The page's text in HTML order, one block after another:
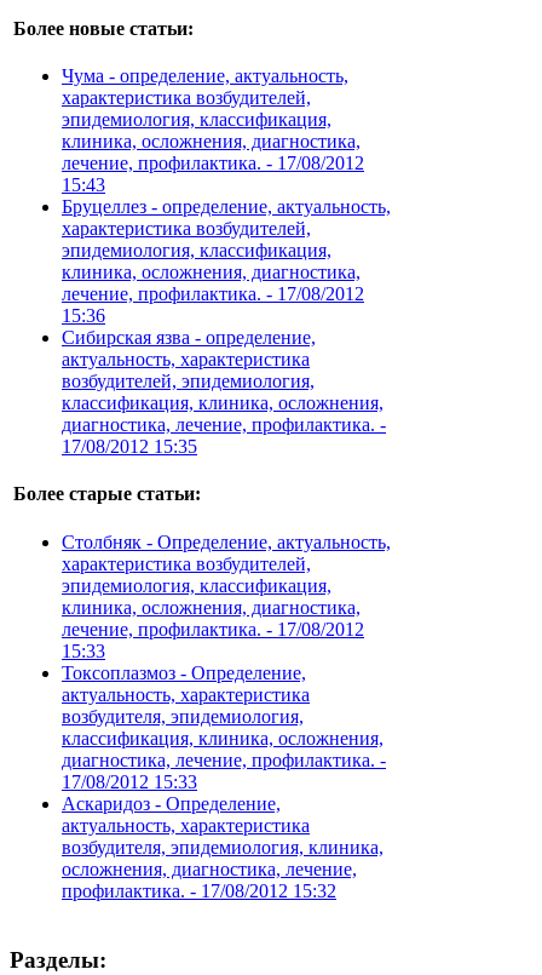
Более новые статьи:
Чума - определение, актуальность,
характеристика возбудителей,
эпидемиология, классификация,
клиника, осложнения, диагностика,
лечение, профилактика. - 17/08/2012
15:43
Бруцеллез - определение, актуальность,
характеристика возбудителей,
эпидемиология, классификация,
клиника, осложнения, диагностика,
лечение, профилактика. - 17/08/2012
15:36
Сибирская язва - определение,
актуальность, характеристика
возбудителей, эпидемиология,
классификация, клиника, осложнения,
диагностика, лечение, профилактика. -
17/08/2012 15:35
Более старые статьи:
Столбняк - Определение, актуальность,
характеристика возбудителей,
эпидемиология, классификация,
клиника, осложнения, диагностика,
лечение, профилактика. - 17/08/2012
15:33
Токсоплазмоз - Определение,
актуальность, характеристика
возбудителя, эпидемиология,
классификация, клиника, осложнения,
диагностика, лечение, профилактика. -
17/08/2012 15:33
Аскаридоз - Определение,
актуальность, характеристика
возбудителя, эпидемиология, клиника,
осложнения, диагностика, лечение,
профилактика. - 17/08/2012 15:32
Разделы: